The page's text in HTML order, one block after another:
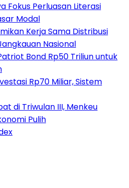
Fokus Perluasan Literasi
Modal
Kerja Sama Distribusi
Nasional
Bond Rp50 Triliun untuk
Rp70 Miliar, Sistem
di Triwulan III, Menkeu
Pulih